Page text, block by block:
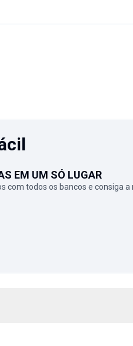
EM UM SÓ LUGAR
com todos os bancos e consiga a